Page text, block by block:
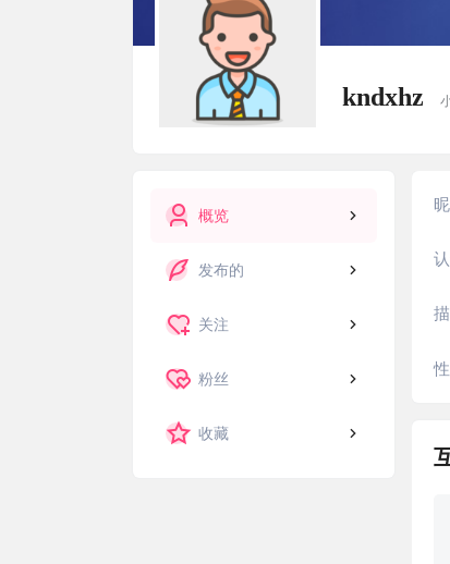
kndxhz
概览
发布的
关注
粉丝
收藏